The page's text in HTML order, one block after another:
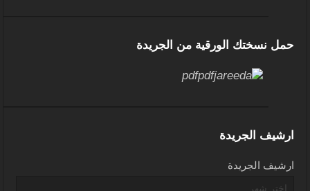
حمل نسختك الورقية من الجريدة
ارشيف الجريدة
ارشيف الجريدة